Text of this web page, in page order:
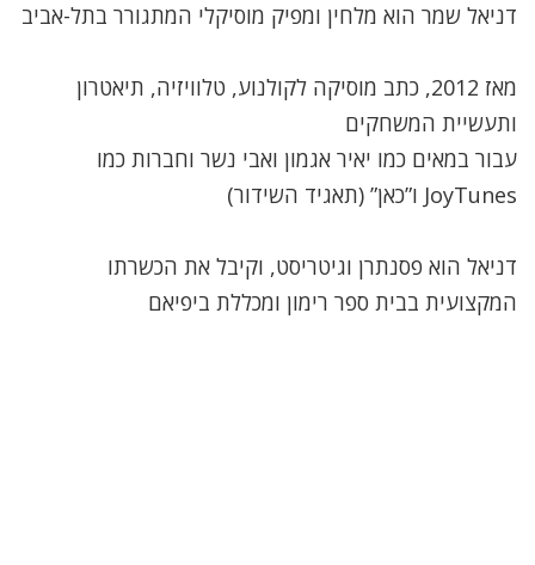
דניאל שמר הוא מלחין ומפיק מוסיקלי המתגורר בתל-אביב
מאז 2012, כתב מוסיקה לקולנוע, טלוויזיה, תיאטרון
ותעשיית המשחקים
עבור במאים כמו יאיר אגמון ואבי נשר וחברות כמו
JoyTunes ו”כאן” (תאגיד השידור)
דניאל הוא פסנתרן וגיטריסט, וקיבל את הכשרתו
המקצועית בבית ספר רימון ומכללת ביפיאם